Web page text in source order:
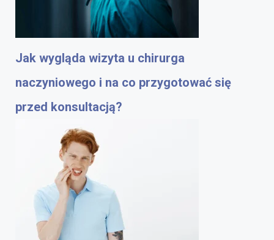
Jak wygląda wizyta u chirurga
naczyniowego i na co przygotować się
przed konsultacją?